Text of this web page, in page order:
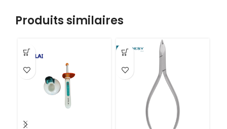
Produits similaires